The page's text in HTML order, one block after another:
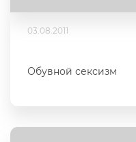
03.08.2011
Обувной сексизм